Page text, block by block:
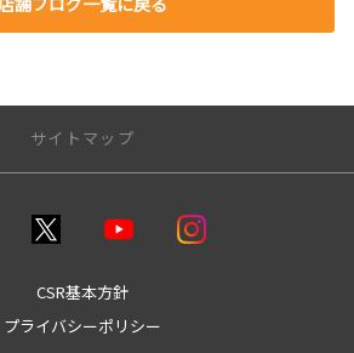
サイトマップ
CSR基本方針
プライバシーポリシー